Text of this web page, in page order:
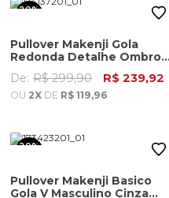
20%
Pullover Makenji Gola
Redonda Detalhe Ombro
Masculino Cinza Mescla
De: R$ 299,90 R$ 239,92
OU 2X DE R$ 119,96
20%
Pullover Makenji Basico
Gola V Masculino Cinza